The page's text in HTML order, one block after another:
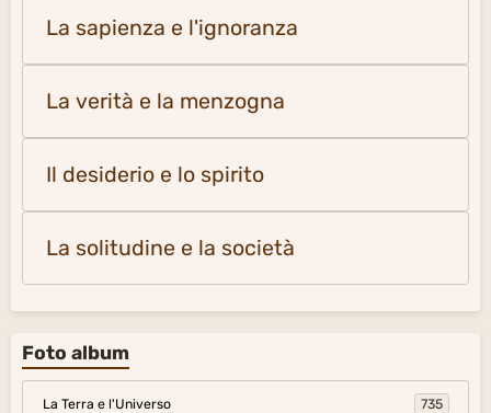
La sapienza e l'ignoranza
La verità e la menzogna
Il desiderio e lo spirito
La solitudine e la società
Foto album
La Terra e l'Universo 735